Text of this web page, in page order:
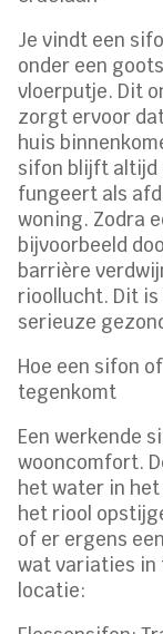
Je vindt een
onder een
vloerputje. Dit
zorgt ervoor
huis
sifon blijft altijd
fungeert als
woning. Zodra
bijvoorbeeld
barrière
rioollucht. Dit
serieuze
Hoe een sifon
tegenkomt
Een werkende
wooncomfort.
het water in
het riool
of er ergens
wat variaties in
locatie: